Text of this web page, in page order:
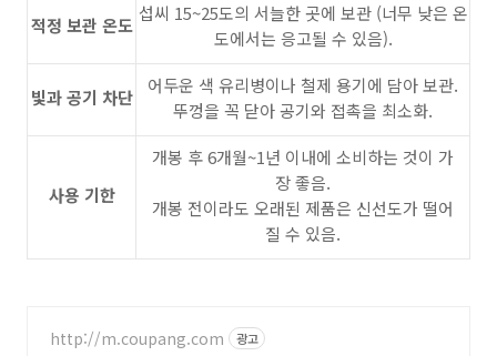
적정 보관 온도
섭씨 15~25도의 서늘한 곳에 보관 (너무 낮은 온
도에서는 응고될 수 있음).
빛과 공기 차단
어두운 색 유리병이나 철제 용기에 담아 보관.
뚜껑을 꼭 닫아 공기와 접촉을 최소화.
사용 기한
개봉 후 6개월~1년 이내에 소비하는 것이 가
장 좋음.
개봉 전이라도 오래된 제품은 신선도가 떨어
질 수 있음.
http://m.coupang.com 광고